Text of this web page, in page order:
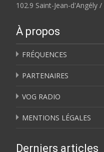
102.9 Saint-Jean-d'Angély
À propos
FRÉQUENCES
PARTENAIRES
VOG RADIO
MENTIONS LÉGALES
Derniers articles